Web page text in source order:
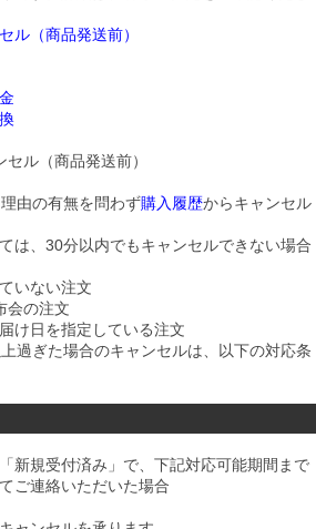
ル（商品発送前）
ル（商品発送前）
由の有無を問わず購入履歴からキャンセル
は、30分以内でもキャンセルできない場合
いない注文
会の注文
け日を指定している注文
過ぎた場合のキャンセルは、以下の対応条
新規受付済み」で、下記対応可能期間まで
ご連絡いただいた場合